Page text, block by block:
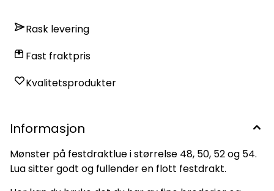
Rask levering
Fast fraktpris
Kvalitetsprodukter
Informasjon
Mønster på festdraktlue i størrelse 48, 50, 52 og 54.
Lua sitter godt og fullender en flott festdrakt.